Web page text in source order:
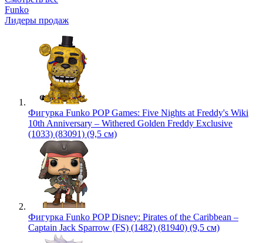
Funko
Лидеры продаж
Фигурка Funko POP Games: Five Nights at Freddy's Wiki
10th Anniversary – Withered Golden Freddy Exclusive
(1033) (83091) (9,5 см)
Фигурка Funko POP Disney: Pirates of the Caribbean –
Captain Jack Sparrow (FS) (1482) (81940) (9,5 см)